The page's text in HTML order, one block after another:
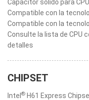
Capacitor sólido para CPU
Compatible con la
Compatible con la
Consulte la lista de CPU
detalles
CHIPSET
Intel ® H61 Express